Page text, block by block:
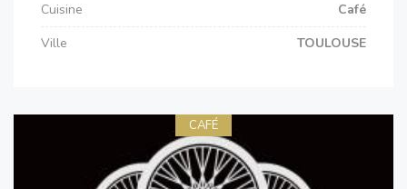
Cuisine
Café
Ville
TOULOUSE
CAFÉ